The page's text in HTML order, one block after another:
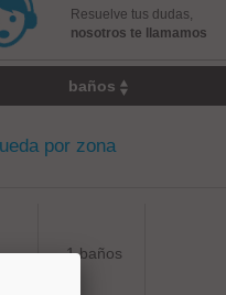
Resuelve tus dudas,
nosotros te llamamos
baños
por zona
1 baños